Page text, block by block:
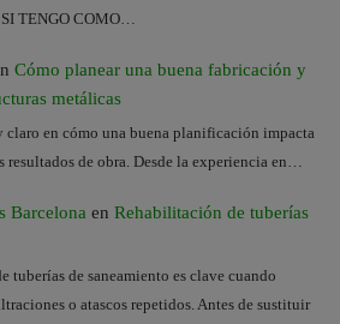
TENGO COMO…
Cómo planear una buena fabricación y
metálicas
en cómo una buena planificación impacta
resultados de obra. Desde la experiencia en…
Barcelona en Rehabilitación de tuberías
tuberías de saneamiento es clave cuando
o atascos repetidos. Antes de sustituir